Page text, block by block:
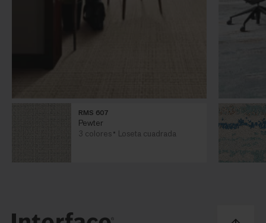
RMS 607
Pewter
3 colores
Loseta cuadrada